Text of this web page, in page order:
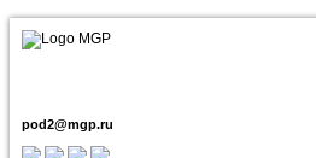
pod2@mgp.ru